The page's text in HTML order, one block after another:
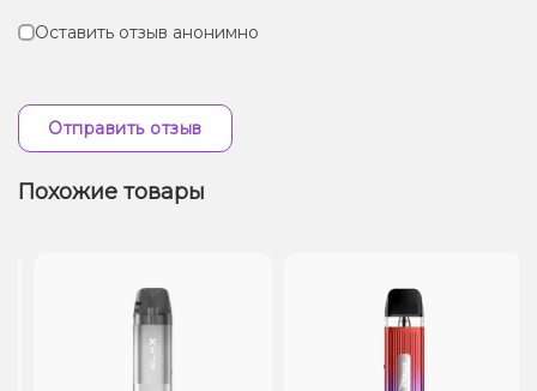
Оставить отзыв анонимно
Отправить отзыв
Похожие товары